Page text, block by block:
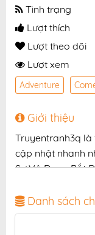
Tình trạng
Lượt thích
Lượt theo dõi
Lượt xem
Adventure
Giới thiệu
Truyentranh3q là
cập nhật nhanh
Sư Vô Dụng Bắt
hình ảnh sắc
thiện, mang đến
lợi, hoàn toàn
Danh sách